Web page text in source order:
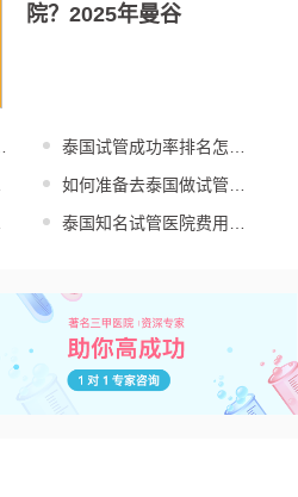
院？2025年曼谷
泰国试管成功率排名怎么
如何准备去泰国做试管婴
泰国知名试管医院费用怎